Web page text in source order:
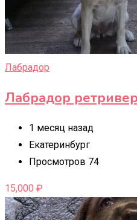
Лабрадор
Лабрадор ретривер
1 месяц назад
Екатеринбург
Просмотров 74
15,000 ₽